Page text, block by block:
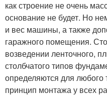
как строение не очень
основание не будет. Но
и вес машины, а также
гаражного помещения.
возведении ленточного,
столбчатого типов
определяются для любого
принцип монтажа у всех